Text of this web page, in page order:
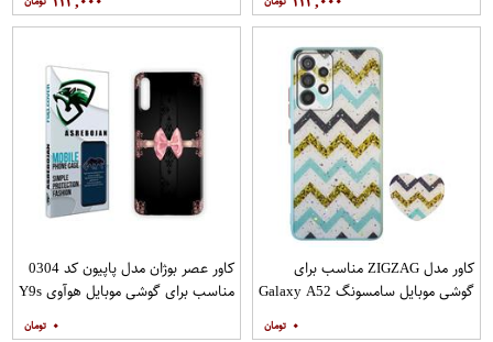
کاور مدل ZIGZAG مناسب برای
گوشی موبایل سامسونگ Galaxy A52
۰
کاور عصر بوژان مدل پاپیون کد 0304
مناسب برای گوشی موبایل هوآوی Y9s
۰